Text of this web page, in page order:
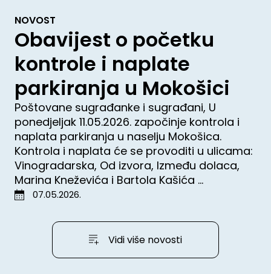
NOVOST
Obavijest o početku
kontrole i naplate
parkiranja u Mokošici
Poštovane sugrađanke i sugrađani, U
ponedjeljak 11.05.2026. započinje kontrola i
naplata parkiranja u naselju Mokošica.
Kontrola i naplata će se provoditi u ulicama:
Vinogradarska, Od izvora, Između dolaca,
Marina Kneževića i Bartola Kašića ...
07.05.2026.
Vidi više novosti